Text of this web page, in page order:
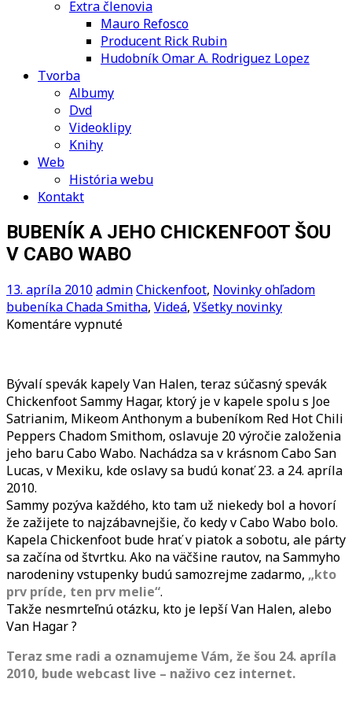
Extra členovia
Mauro Refosco
Producent Rick Rubin
Hudobník Omar A. Rodriguez Lopez
Tvorba
Albumy
Dvd
Videoklipy
Knihy
Web
História webu
Kontakt
BUBENÍK A JEHO CHICKENFOOT ŠOU
V CABO WABO
13. apríla 2010adminChickenfoot, Novinky ohľadom
bubeníka Chada Smitha, Videá, Všetky novinky
Komentáre vypnuténa
JEHO
CHICKENFOOT
ŠOU
V
CABO
WABO
Bývalí spevák kapely Van Halen, teraz súčasný spevák
Chickenfoot Sammy Hagar, ktorý je v kapele spolu s Joe
Satrianim, Mikeom Anthonym a bubeníkom Red Hot Chili
Peppers Chadom Smithom, oslavuje 20 výročie založenia
jeho baru Cabo Wabo. Nachádza sa v krásnom Cabo San
Lucas, v Mexiku, kde oslavy sa budú konať 23. a 24. apríla
2010.
Sammy pozýva každého, kto tam už niekedy bol a hovorí
že zažijete to najzábavnejšie, čo kedy v Cabo Wabo bolo.
Kapela Chickenfoot bude hrať v piatok a sobotu, ale párty
sa začína od štvrtku. Ako na väčšine rautov, na Sammyho
narodeniny vstupenky budú samozrejme zadarmo, „kto
prv príde, ten prv melie“.
Takže nesmrteľnú otázku, kto je lepší Van Halen, alebo
Van Hagar ?
Teraz sme radi a oznamujeme Vám, že šou 24. apríla
2010, bude webcast live – naživo cez internet.